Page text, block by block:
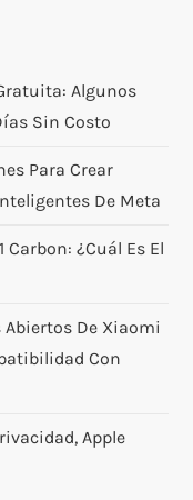
Algunos
Sin Costo
Para Crear
De Meta
Carbon: ¿Cuál Es El
De Xiaomi
Con
Apple